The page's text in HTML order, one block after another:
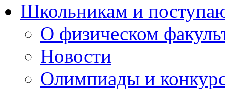
Школьникам и
О физическом
Новости
Олимпиады и